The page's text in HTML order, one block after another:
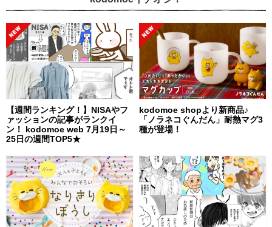
【週間ランキング！】NISAやフ
ァッションの記事がランクイ
ン！ kodomoe web 7月19日～
25日の週間TOP5★
kodomoe shopより新商品♪
「ノラネコぐんだん」耐熱マグ3
種が登場！